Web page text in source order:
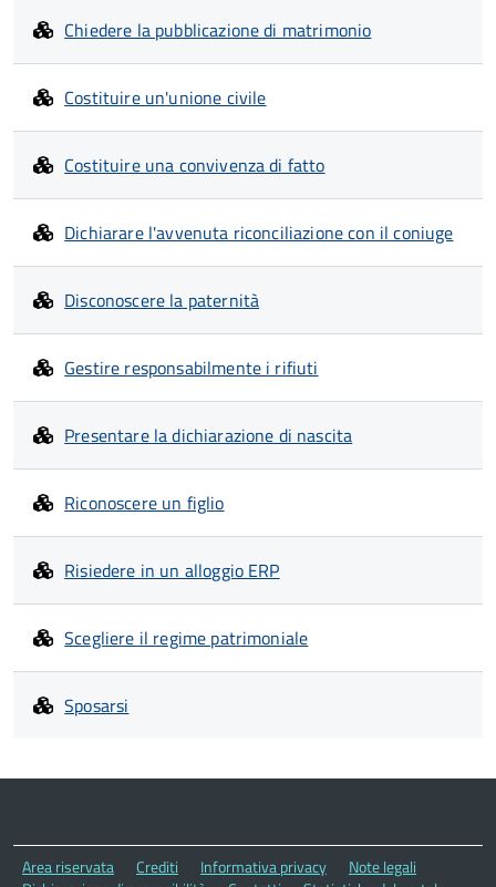
Chiedere la pubblicazione di matrimonio
Costituire un'unione civile
Costituire una convivenza di fatto
Dichiarare l'avvenuta riconciliazione con il coniuge
Disconoscere la paternità
Gestire responsabilmente i rifiuti
Presentare la dichiarazione di nascita
Riconoscere un figlio
Risiedere in un alloggio ERP
Scegliere il regime patrimoniale
Sposarsi
Area riservata Crediti Informativa privacy
Note legali